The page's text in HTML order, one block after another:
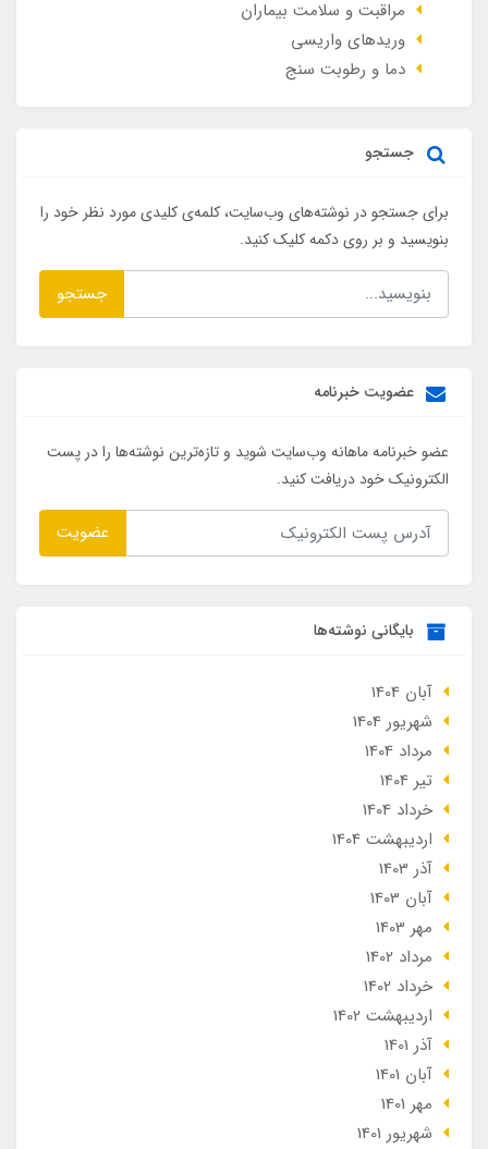
مراقبت و سلامت بیماران
وريدهاي واريسي
دما و رطوبت سنج
جستجو
برای جستجو در نوشته‌های وب‌سایت، کلمه‌ی کلیدی مورد نظر خود را
بنویسید و بر روی دکمه کلیک کنید.
جستجو
عضویت خبرنامه
عضو خبرنامه ماهانه وب‌سایت شوید و تازه‌ترین نوشته‌ها را در پست
الکترونیک خود دریافت کنید.
عضویت
بایگانی نوشته‌ها
آبان 1404
شهریور 1404
مرداد 1404
تير 1404
خرداد 1404
ارديبهشت 1404
آذر 1403
آبان 1403
مهر 1403
مرداد 1402
خرداد 1402
ارديبهشت 1402
آذر 1401
آبان 1401
مهر 1401
شهریور 1401